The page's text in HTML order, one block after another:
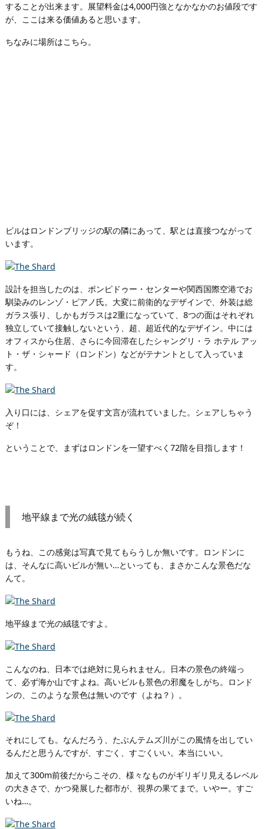
することが出来ます。展望料金は4,000円強となかなかのお値段です
が、ここは来る価値あると思います。
ちなみに場所はこちら。
ビルはロンドンブリッジの駅の隣にあって、駅とは直接つながって
います。
設計を担当したのは、ポンピドゥー・センターや関西国際空港でお
馴染みのレンゾ・ピアノ氏。大変に前衛的なデザインで、外装は総
ガラス張り、しかもガラスは2重になっていて、8つの面はそれぞれ
独立していて接触しないという、超、超近代的なデザイン。中には
オフィスから住居、さらに今回滞在したシャングリ・ラ ホテル アッ
ト・ザ・シャード（ロンドン）などがテナントとして入っていま
す。
入り口には、シェアを促す文言が流れていました。シェアしちゃう
ぞ！
ということで、まずはロンドンを一望すべく72階を目指します！
地平線まで光の絨毯が続く
もうね、この感覚は写真で見てもらうしか無いです。ロンドンに
は、そんなに高いビルが無い…といっても、まさかこんな景色だな
んて。
地平線まで光の絨毯ですよ。
こんなのね、日本では絶対に見られません。日本の景色の終端っ
て、必ず海か山ですよね。高いビルも景色の邪魔をしがち。ロンド
ンの、このような景色は無いのです（よね？）。
それにしても。なんだろう、たぶんテムズ川がこの風情を出してい
るんだと思うんですが、すごく、すごくいい。本当にいい。
加えて300m前後だからこその、様々なものがギリギリ見えるレベル
の大きさで、かつ発展した都市が、視界の果てまで。いやー。すご
いね…。